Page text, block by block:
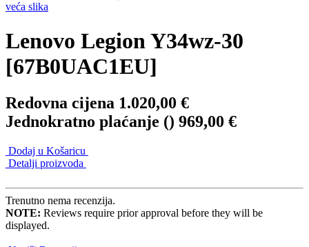
veća slika
Lenovo Legion Y34wz-30
[67B0UAC1EU]
Redovna cijena 1.020,00 €
Jednokratno plaćanje () 969,00 €
Dodaj u Košaricu
Detalji proizvoda
Trenutno nema recenzija.
NOTE: Reviews require prior approval before they will be
displayed.